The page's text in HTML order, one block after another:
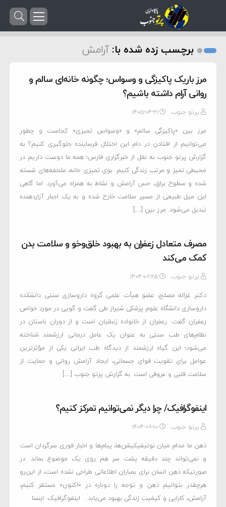
برچسب زده شده با: آرامش
مرز باریک پاکیزگی و وسواس؛ چگونه خانه‌ای سالم و
روانی آرام داشته باشیم؟
پرتو جنوب ۱۴۰۵-۰۴-۲۱
مرز بین «پاکیزگی سالم» و «وسواس تمیزی» کجاست و چطور
می‌توانیم از افتادن در دام این اختلال فرساینده جلوگیری کنیم؟ به
گزارش پرتو جنوب به نقل از خبرگزاری فارس؛ همه ما دوست داریم در
محیطی تمیز و مرتب زندگی کنیم. بوی تمیزی خانه، ملحفه‌های شسته
شده و سطوح براق، حس آرامش و نشاط به همراه می‌آورد. اما گاهی
این میل طبیعی از مسیر سلامت خارج شده و به یک اجبار آزاردهنده
تبدیل می‌شود. مرز بین […]
مصرف متعادل زعفران به بهبود خلق‌و‌خو و سلامت بدن
کمک می‌کند
پرتو جنوب ۱۴۰۴-۰۸-۲۵
دکتر غزاله مصلح، عضو هیأت علمی گروه داروسازی سنتی دانشکده
داروسازی دانشگاه علوم پزشکی شیراز طی گفت و گویی در مورد خواص
زعفران گفت: زعفران از خانواده زنبقیان است و از دوران باستان در
نظام‌های طب سنتی به عنوان یک عامل درمانی ارزشمند شناخته
می‌شود؛ این گیاه ارزشمند از دیدگاه طب ایرانی یکی از مؤثرترین
عوامل برای تقویت قوای جسمانی، ایجاد آرامش روانی و حمایت از
سلامت قلبی و عروقی است. به گزارش پرتو جنوب […]
اینفوگرافیک/ چرا دیگر نمی‌توانیم تمرکز کنیم؟
پرتو جنوب ۱۴۰۴-۰۸-۱۰
ذهن ما مدام میان نوتیفیکیشن‌ها، پیام‌ها و اخبار فوری سرگردان است
و نمی‌تواند چند دقیقه پشت سر هم روی یک موضوع بماند. در
صورتیکه ذهن انسان برای بمباران اطلاعاتی طراحی نشده است، از این‌رو
هرچقدر بتوانیم ذهن و توجه را دوباره در «اکنون» مستقر کنیم،
آرامش، کارایی و کیفیت زندگی بهبود می‌یابد. اینفوگرافیک: ایسنا